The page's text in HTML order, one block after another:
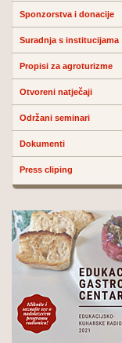
Sponzorstva i donacije
Suradnja s institucijama
Propisi za agroturizme
Otvoreni natječaji
Održani seminari
Dokumenti
Press cliping